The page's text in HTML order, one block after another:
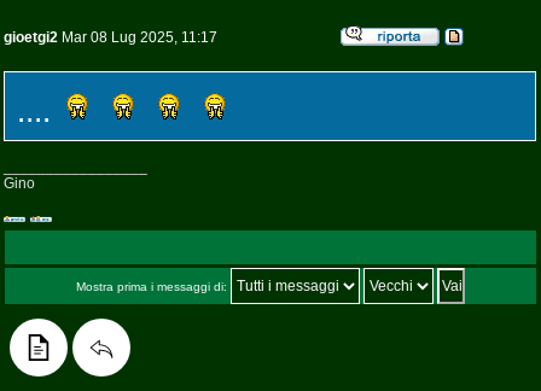
gioetgi2 Mar 08 Lug 2025, 11:17
....
Gino
Mostra prima i messaggi di: